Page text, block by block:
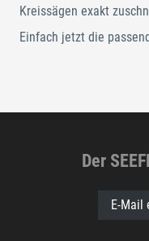
Kreissägen exakt
Einfach jetzt die
Der
E-Mail